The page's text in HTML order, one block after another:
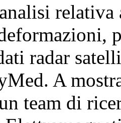
radar
A
team di